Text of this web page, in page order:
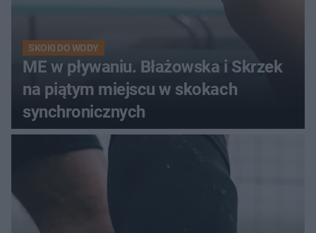
SKOKI DO WODY
ME w pływaniu. Błażowska i Skrzek
na piątym miejscu w skokach
synchronicznych